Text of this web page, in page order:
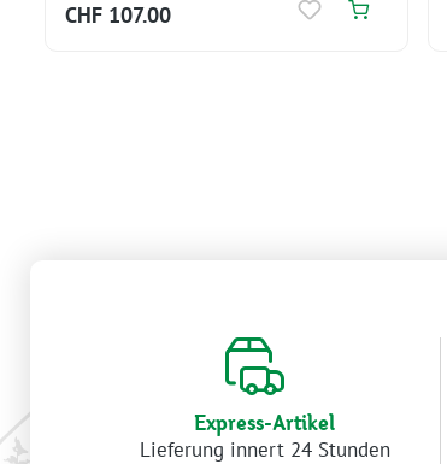
CHF 107.00
Express-Artikel
Lieferung innert 24 Stunden